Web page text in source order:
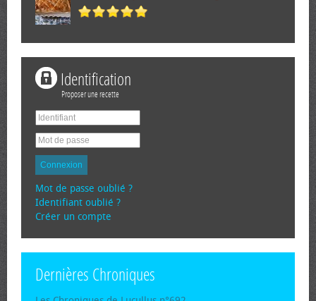
Identification
Proposer une recette
Connexion
Mot de passe oublié ?
Identifiant oublié ?
Créer un compte
Dernières Chroniques